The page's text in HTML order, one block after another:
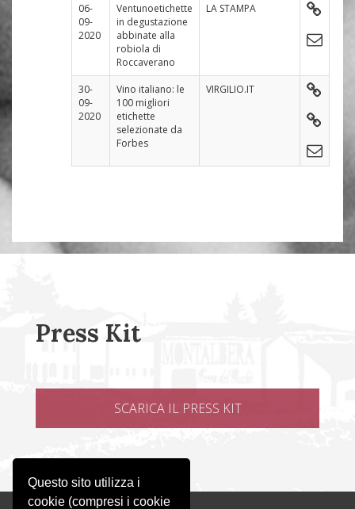
Questo sito utilizza i
cookie (compresi i cookie
06-
09-
2020
Ventunoetichette
in degustazione
abbinate alla
robiola di
Roccaverano
LA STAMPA
30-
09-
2020
Vino italiano: le
100 migliori
etichette
selezionate da
Forbes
VIRGILIO.IT
Press Kit